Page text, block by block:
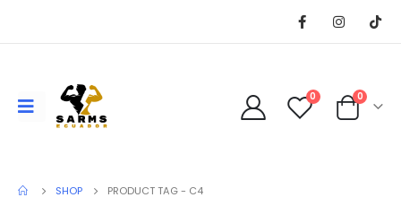
0 0
SHOP PRODUCT TAG - C4